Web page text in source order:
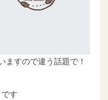
ますので違う話題で！
です